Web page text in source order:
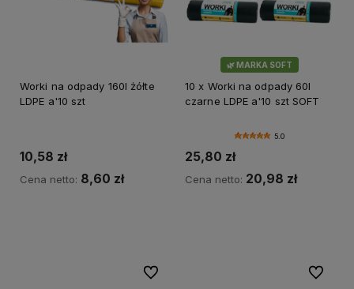
Worki na odpady 160l żółte
LDPE a'10 szt
10,58 zł
Cena netto: 8,60 zł
🌿 MARKA SOFT
10 x Worki na odpady 60l
czarne LDPE a'10 szt SOFT
5.0
25,80 zł
Cena netto: 20,98 zł
Do ulubionych Do